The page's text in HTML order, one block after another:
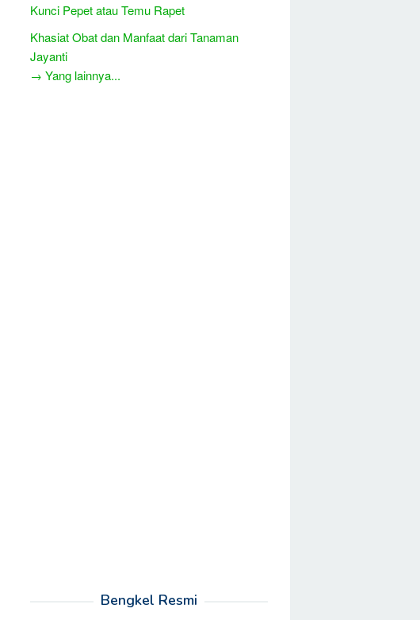
Kunci Pepet atau Temu Rapet
Khasiat Obat dan Manfaat dari Tanaman
Jayanti
→ Yang lainnya...
Bengkel Resmi